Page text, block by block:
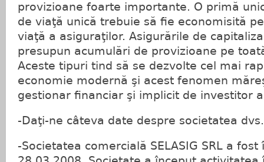
provizioane foarte importante. O primă
de viaţă unică trebuie să fie economisită
viaţă a asiguraţilor. Asigurările de
presupun acumulări de provizioane pe
Aceste tipuri tind să se dezvolte cel mai
economie modernă şi acest fenomen
gestionar financiar şi implicit de investitor
-Daţi-ne câteva date despre societatea dvs.
-Societatea comercială SELASIG SRL a